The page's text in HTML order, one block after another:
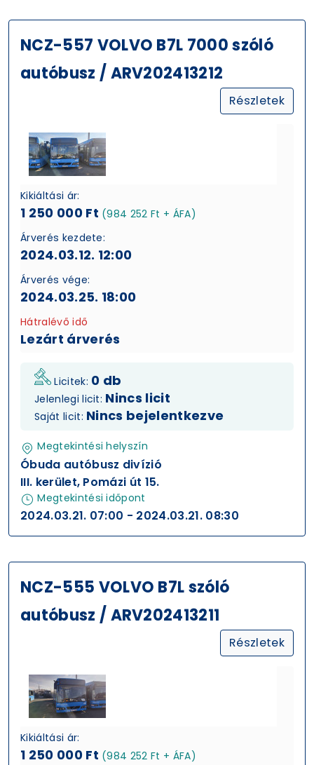
NCZ-557 VOLVO B7L 7000 szóló
autóbusz / ARV202413212
Részletek
Kikiáltási ár:
1 250 000 Ft (984 252 Ft + ÁFA)
Árverés kezdete:
2024.03.12. 12:00
Árverés vége:
2024.03.25. 18:00
Hátralévő idő
Lezárt árverés
Licitek: 0 db
Jelenlegi licit: Nincs licit
Saját licit: Nincs bejelentkezve
Megtekintési helyszín
Óbuda autóbusz divízió
III. kerület, Pomázi út 15.
Megtekintési időpont
2024.03.21. 07:00 - 2024.03.21. 08:30
NCZ-555 VOLVO B7L szóló
autóbusz / ARV202413211
Részletek
Kikiáltási ár:
1 250 000 Ft (984 252 Ft + ÁFA)